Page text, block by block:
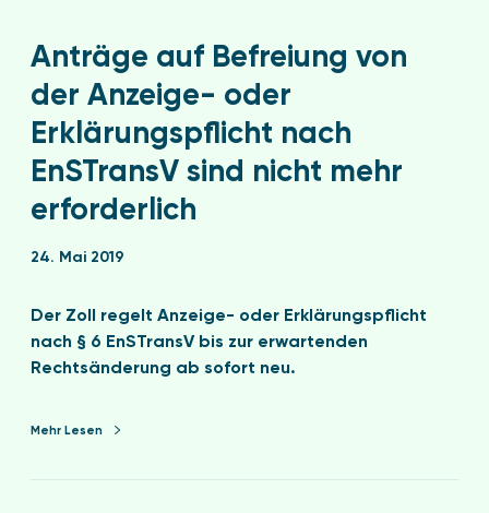
Anträge auf Befreiung von
der Anzeige- oder
Erklärungspflicht nach
EnSTransV sind nicht mehr
erforderlich
24. Mai 2019
Der Zoll regelt Anzeige- oder Erklärungspflicht
nach § 6 EnSTransV bis zur erwartenden
Rechtsänderung ab sofort neu.
Mehr Lesen